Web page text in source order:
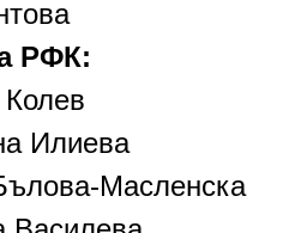
РФК:
Илиева
Масленска